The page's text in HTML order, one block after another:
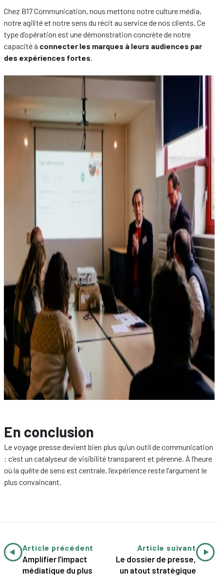
Chez B17 Communication, nous mettons notre culture média,
notre agilité et notre sens du récit au service de nos clients. Ce
type d’opération est une démonstration concrète de notre
capacité à connecter les marques à leurs audiences par
des expériences fortes.
En conclusion
Le voyage presse devient bien plus qu’un outil de communication
: c’est un catalyseur de visibilité transparent et pérenne. À l’heure
où la quête de sens est centrale, l’expérience reste l’argument le
plus convaincant.
Article précédent
Amplifier l’impact
médiatique du plus
Article suivant
Le dossier de presse,
un atout stratégique